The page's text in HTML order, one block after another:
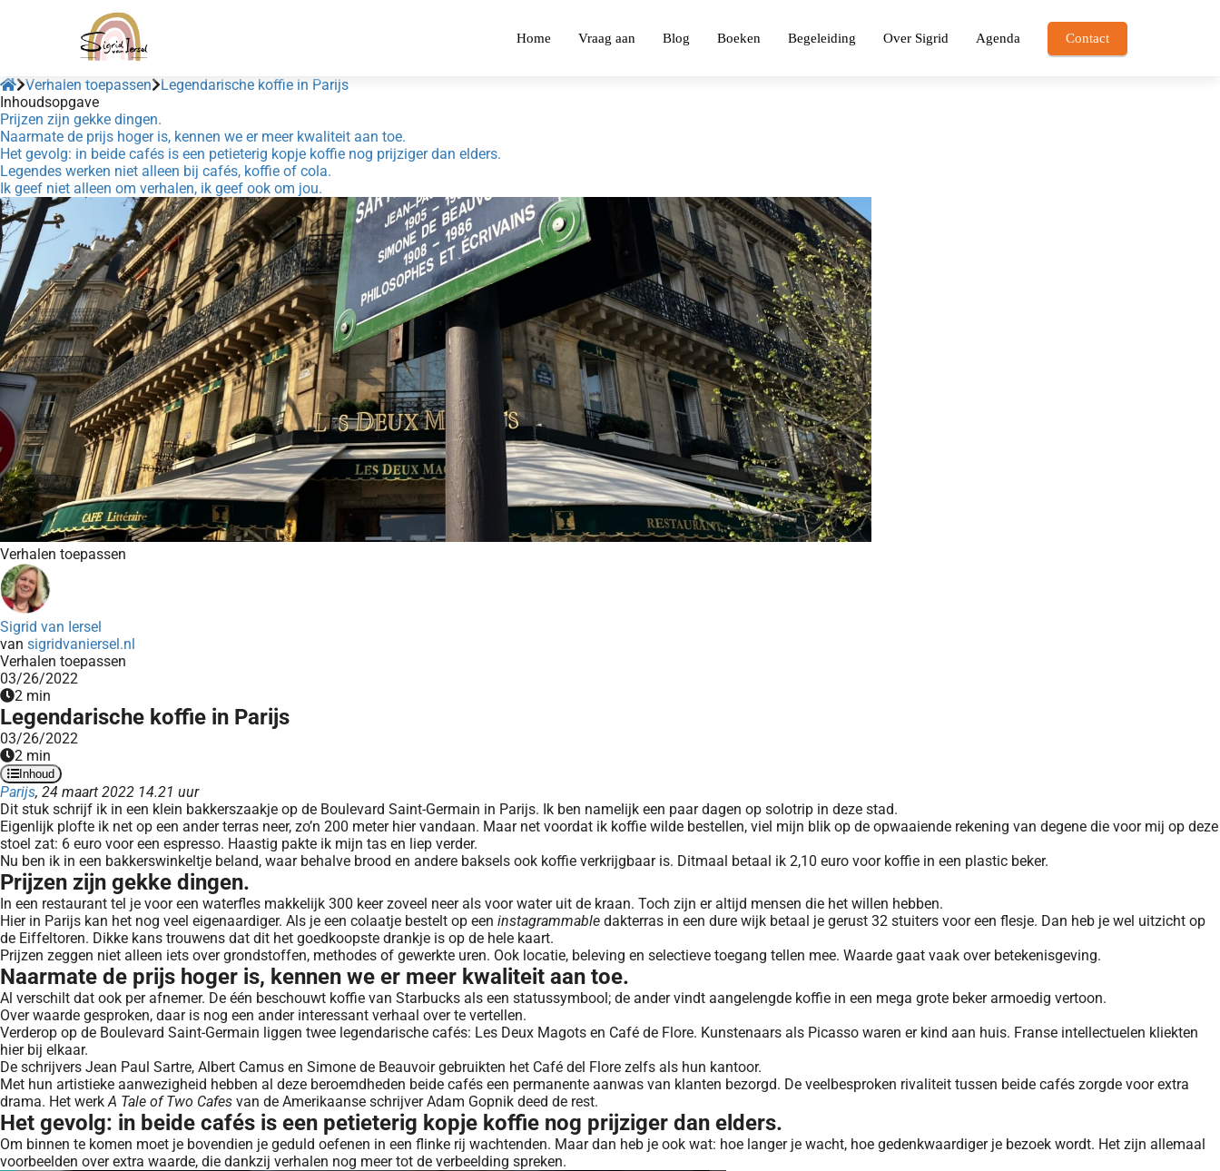
Home Vraag aan Blog Boeken Begeleiding Over Sigrid Agenda Contact
Verhalen toepassen
Legendarische koffie in Parijs
Inhoudsopgave
Prijzen zijn gekke dingen.
Naarmate de prijs hoger is, kennen we er meer kwaliteit aan toe.
Het gevolg: in beide cafés is een petieterig kopje koffie nog prijziger dan elders.
Legendes werken niet alleen bij cafés, koffie of cola.
Ik geef niet alleen om verhalen, ik geef ook om jou.
Verhalen toepassen
Sigrid van Iersel
van sigridvaniersel.nl
Verhalen toepassen
03/26/2022
2 min
Legendarische koffie in Parijs
03/26/2022
2 min
Inhoud
Parijs, 24 maart 2022 14.21 uur
Dit stuk schrijf ik in een klein bakkerszaakje op de Boulevard Saint-Germain in Parijs. Ik ben namelijk een paar dagen op solotrip in deze stad.
Eigenlijk plofte ik net op een ander terras neer, zo’n 200 meter hier vandaan. Maar net voordat ik koffie wilde bestellen, viel mijn blik op de opwaaiende rekening van degene die voor mij op deze
stoel zat: 6 euro voor een espresso. Haastig pakte ik mijn tas en liep verder.
Nu ben ik in een bakkerswinkeltje beland, waar behalve brood en andere baksels ook koffie verkrijgbaar is. Ditmaal betaal ik 2,10 euro voor koffie in een plastic beker.
Prijzen zijn gekke dingen.
In een restaurant tel je voor een waterfles makkelijk 300 keer zoveel neer als voor water uit de kraan. Toch zijn er altijd mensen die het willen hebben.
Hier in Parijs kan het nog veel eigenaardiger. Als je een colaatje bestelt op een instagrammable dakterras in een dure wijk betaal je gerust 32 stuiters voor een flesje. Dan heb je wel uitzicht op
de Eiffeltoren. Dikke kans trouwens dat dit het goedkoopste drankje is op de hele kaart.
Prijzen zeggen niet alleen iets over grondstoffen, methodes of gewerkte uren. Ook locatie, beleving en selectieve toegang tellen mee. Waarde gaat vaak over betekenisgeving.
Naarmate de prijs hoger is, kennen we er meer kwaliteit aan toe.
Al verschilt dat ook per afnemer. De één beschouwt koffie van Starbucks als een statussymbool; de ander vindt aangelengde koffie in een mega grote beker armoedig vertoon.
Over waarde gesproken, daar is nog een ander interessant verhaal over te vertellen.
Verderop op de Boulevard Saint-Germain liggen twee legendarische cafés: Les Deux Magots en Café de Flore. Kunstenaars als Picasso waren er kind aan huis. Franse intellectuelen kliekten
hier bij elkaar.
De schrijvers Jean Paul Sartre, Albert Camus en Simone de Beauvoir gebruikten het Café del Flore zelfs als hun kantoor.
Met hun artistieke aanwezigheid hebben al deze beroemdheden beide cafés een permanente aanwas van klanten bezorgd. De veelbesproken rivaliteit tussen beide cafés zorgde voor extra
drama. Het werkA Tale of Two Cafes van de Amerikaanse schrijver Adam Gopnik deed de rest.
Het gevolg: in beide cafés is een petieterig kopje koffie nog prijziger dan elders.
Om binnen te komen moet je bovendien je geduld oefenen in een flinke rij wachtenden. Maar dan heb je ook wat: hoe langer je wacht, hoe gedenkwaardiger je bezoek wordt. Het zijn allemaal
voorbeelden over extra waarde, die dankzij verhalen nog meer tot de verbeelding spreken.